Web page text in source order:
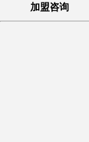
加盟咨询